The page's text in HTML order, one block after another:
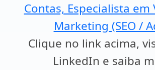
Contas, Especialista em
Marketing (SEO /
Clique no link acima,
LinkedIn e saiba